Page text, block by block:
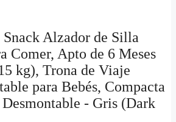
Alzador de Silla
Comer, Apto de 6 Meses
kg), Trona de Viaje
para Bebés, Compacta
- Gris (Dark